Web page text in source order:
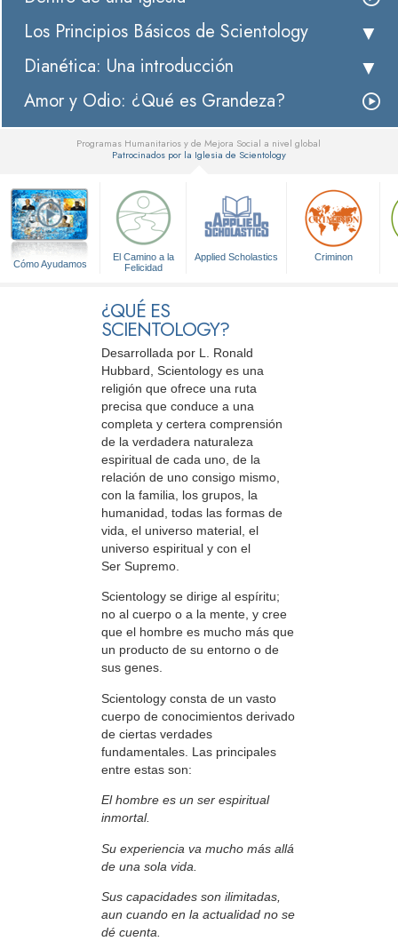
Los Principios Básicos de Scientology
Dianética: Una introducción
Amor y Odio: ¿Qué es Grandeza?
Programas Humanitarios y de Mejora Social a nivel global
Patrocinados por la Iglesia de Scientology
Cómo Ayudamos
El Camino a la
Felicidad
Applied Scholastics Criminon
¿QUÉ ES
SCIENTOLOGY?
Desarrollada por L. Ronald
Hubbard, Scientology es una
religión que ofrece una ruta
precisa que conduce a una
completa y certera comprensión
de la verdadera naturaleza
espiritual de cada uno, de la
relación de uno consigo mismo,
con la familia, los grupos, la
humanidad, todas las formas de
vida, el universo material, el
universo espiritual y con el
Ser Supremo.
Scientology se dirige al espíritu;
no al cuerpo o a la mente, y cree
que el hombre es mucho más que
un producto de su entorno o de
sus genes.
Scientology consta de un vasto
cuerpo de conocimientos derivado
de ciertas verdades
fundamentales. Las principales
entre estas son:
El hombre es un ser espiritual
inmortal.
Su experiencia va mucho más allá
de una sola vida.
Sus capacidades son ilimitadas,
aun cuando en la actualidad no se
dé cuenta.